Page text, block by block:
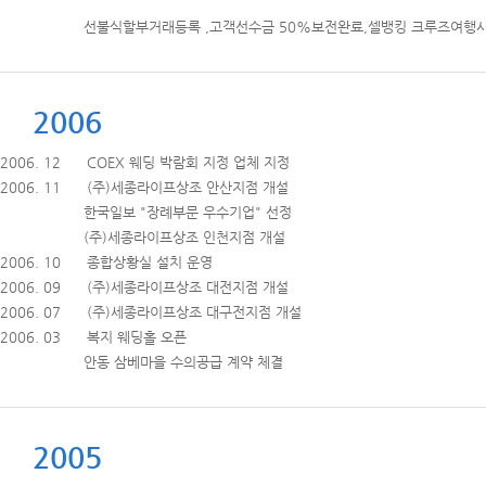
선불식할부거래등록 ,고객선수금 50%보전완료,셀뱅킹 크루즈여행
2006
2006. 12 COEX 웨딩 박람회 지정 업체 지정
2006. 11 (주)세종라이프상조 안산지점 개설
한국일보 "장례부문 우수기업" 선정
(주)세종라이프상조 인천지점 개설
2006. 10 종합상황실 설치 운영
2006. 09 (주)세종라이프상조 대전지점 개설
2006. 07 (주)세종라이프상조 대구전지점 개설
2006. 03 복지 웨딩홀 오픈
안동 삼베마을 수의공급 계약 체결
2005